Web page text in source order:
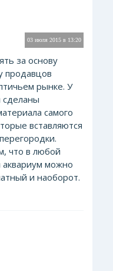
03 июля 2015 в 13:20
за основу
продавцов
рынке. У
сделаны
самого
вставляются
что в любой
можно
и наоборот.